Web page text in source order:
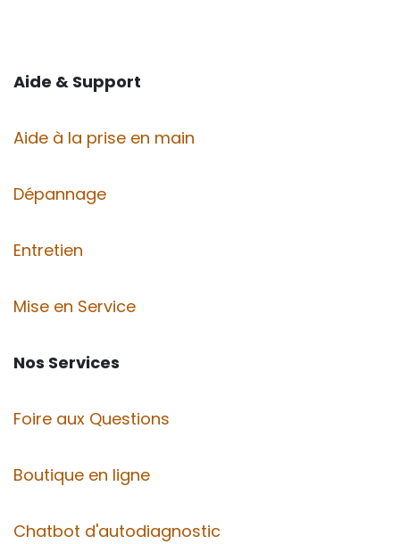
Aide & Support
Aide à la prise en main
Dépannage
Entretien
Mise en Service
Nos Services
Foire aux Questions
Boutique en ligne
Chatbot d'autodiagnostic